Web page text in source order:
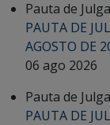
Pauta de
PAUTA DE
AGOSTO DE
06 ago 2026
Pauta de
PAUTA DE